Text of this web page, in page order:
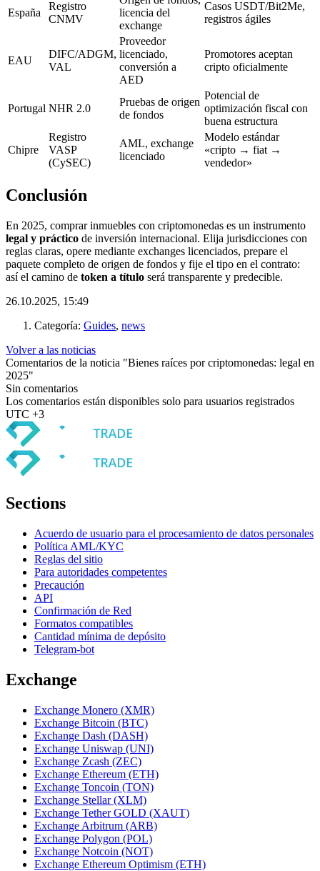
España
Registro
CNMV
licencia del
exchange
Casos USDT/Bit2Me,
registros ágiles
EAU
DIFC/ADGM,
VAL
Proveedor
licenciado,
conversión a
AED
Promotores aceptan
cripto oficialmente
Portugal NHR 2.0
Pruebas de origen
de fondos
Potencial de
optimización fiscal con
buena estructura
Chipre
Registro
VASP
(CySEC)
AML, exchange
licenciado
Modelo estándar
«cripto → fiat →
vendedor»
Conclusión
En 2025, comprar inmuebles con criptomonedas es un instrumento
legal y práctico de inversión internacional. Elija jurisdicciones con
reglas claras, opere mediante exchanges licenciados, prepare el
paquete completo de origen de fondos y fije el tipo en el contrato:
así el camino de token a título será transparente y predecible.
26.10.2025, 15:49
Categoría: Guides, news
Volver a las noticias
Comentarios de la noticia "Bienes raíces por criptomonedas: legal en
2025"
Sin comentarios
Los comentarios están disponibles solo para usuarios registrados
UTC +3
Sections
Acuerdo de usuario para el procesamiento de datos personales
Política AML/KYC
Reglas del sitio
Para autoridades competentes
Precaución
API
Confirmación de Red
Formatos compatibles
Cantidad mínima de depósito
Telegram-bot
Exchange
Exchange Monero (XMR)
Exchange Bitcoin (BTC)
Exchange Dash (DASH)
Exchange Uniswap (UNI)
Exchange Zcash (ZEC)
Exchange Ethereum (ETH)
Exchange Toncoin (TON)
Exchange Stellar (XLM)
Exchange Tether GOLD (XAUT)
Exchange Arbitrum (ARB)
Exchange Polygon (POL)
Exchange Notcoin (NOT)
Exchange Ethereum Optimism (ETH)